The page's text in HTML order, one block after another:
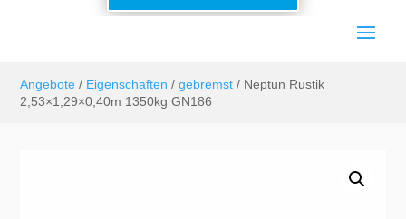
Angebote / Eigenschaften /gebremst / Neptun Rustik
2,53×1,29×0,40m 1350kg GN186